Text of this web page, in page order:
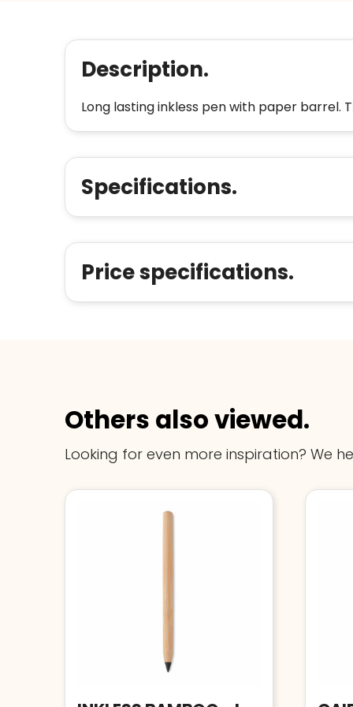
Description.
Long lasting inkless pen with paper barrel.
Specifications.
Price specifications.
Others also viewed.
Looking for even more inspiration? We